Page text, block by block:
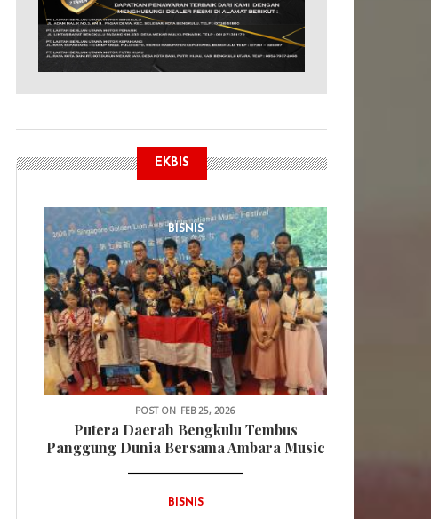
EKBIS
BISNIS
POST ON FEB 25, 2026
Putera Daerah Bengkulu Tembus
Panggung Dunia Bersama Ambara Music
BISNIS